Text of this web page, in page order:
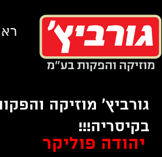
לתוכן
קשר
גורביץ' מוזיקה
בקיסריה!!!
יהודה פוליקר